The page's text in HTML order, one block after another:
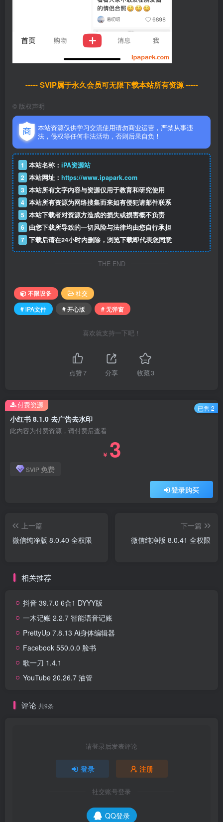
----- SVIP属于永久会员可无限下载本站所有资源 -----
© 版权声明
本站资源仅供学习交流使用请勿商业运营，严禁从事违
法，侵权等任何非法活动，否则后果自负！
1 本站名称： iPA资源站
2 本站网址： https://www.ipapark.com
3 本站所有文字内容与资源仅用于教育和研究使用
4 本站所有资源为网络搜集而来如有侵犯请邮件联系
5 本站下载者对资源方造成的损失或损害概不负责
6 由您下载所导致的一切风险与法律均由您自行承担
7 下载后请在24小时内删除，浏览下载即代表您同意
THE END
不限设备
社交
# iPA文件
# 开心版 # 无弹窗
喜欢就支持一下吧！
点赞7 分享 收藏3
小红书 8.1.0 去广告去水印
此内容为付费资源，请付费后查看
￥ 3
SVIP 免费
登录购买
付费资源 已售 2
上一篇
微信纯净版 8.0.40 全权限
下一篇
微信纯净版 8.0.41 全权限
相关推荐
抖音 39.7.0 6合1 DYYY版
一木记账 2.2.7 智能语音记账
PrettyUp 7.8.13 Ai身体编辑器
Facebook 550.0.0 脸书
歌一刀 1.4.1
YouTube 20.26.7 油管
评论 共9条
请登录后发表评论
登录 注册
社交账号登录
QQ登录